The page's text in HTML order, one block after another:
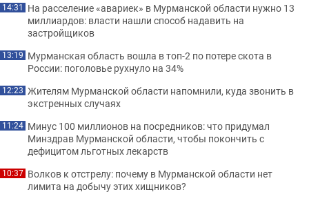
14:31 На расселение «авариек» в Мурманской области нужно 13
миллиардов: власти нашли способ надавить на
застройщиков
13:19 Мурманская область вошла в топ-2 по потере скота в
России: поголовье рухнуло на 34%
12:23 Жителям Мурманской области напомнили, куда звонить в
экстренных случаях
11:24 Минус 100 миллионов на посредников: что придумал
Минздрав Мурманской области, чтобы покончить с
дефицитом льготных лекарств
10:37 Волков к отстрелу: почему в Мурманской области нет
лимита на добычу этих хищников?